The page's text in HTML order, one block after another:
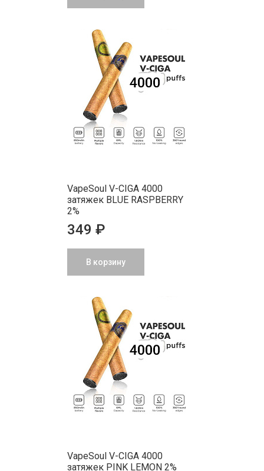
VapeSoul V-CIGA 4000
затяжек BLUE RASPBERRY
2%
349 ₽
В корзину
VapeSoul V-CIGA 4000
затяжек PINK LEMON 2%